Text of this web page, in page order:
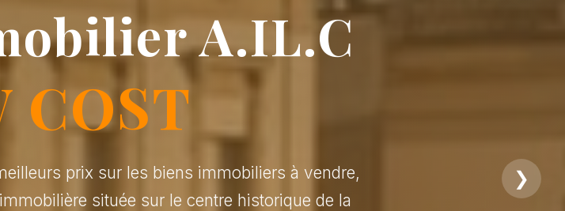
❯
A.IL.C
COST
prix sur les biens immobiliers à vendre,
située sur le centre historique de la